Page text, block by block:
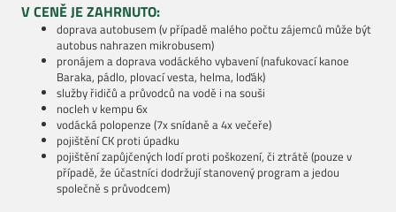
V CENĚ JE ZAHRNUTO:
doprava autobusem (v případě malého počtu zájemců může být
autobus nahrazen mikrobusem)
pronájem a doprava vodáckého vybavení (nafukovací kanoe
Baraka, pádlo, plovací vesta, helma, loďák)
služby řidičů a průvodců na vodě i na souši
nocleh v kempu 6x
vodácká polopenze (7x snídaně a 4x večeře)
pojištění CK proti úpadku
pojištění zapůjčených lodí proti poškození, či ztrátě (pouze v
případě, že účastníci dodržují stanovený program a jedou
společně s průvodcem)